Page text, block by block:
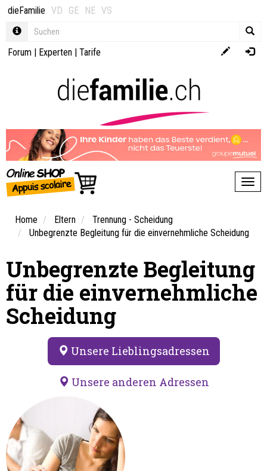
dieFamilie VD GE NE VS
Forum | Experten | Tarife
Home Eltern
Trennung - Scheidung
Unbegrenzte Begleitung für die einvernehmliche Scheidung
Unbegrenzte Begleitung
für die einvernehmliche
Scheidung
Unsere Lieblingsadressen
Unsere anderen Adressen